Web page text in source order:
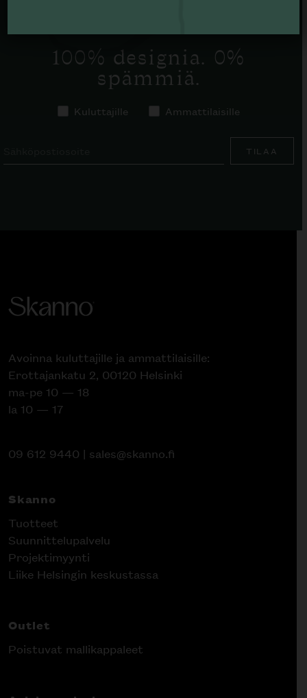
100% designia. 0%
spämmiä.
Kuluttajille Ammattilaisille
TILAA
Avoinna kuluttajille ja ammattilaisille:
Erottajankatu 2, 00120 Helsinki
ma-pe 10 — 18
la 10 — 17
09 612 9440 | sales@skanno.fi
Skanno
Tuotteet
Suunnittelupalvelu
Projektimyynti
Liike Helsingin keskustassa
Outlet
Poistuvat mallikappaleet